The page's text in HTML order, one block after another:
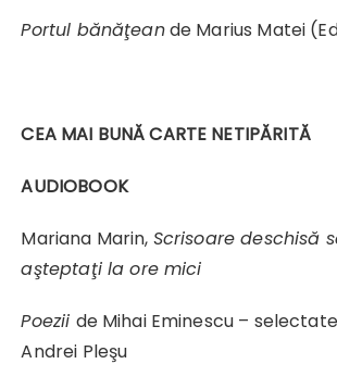
Portul bănăţeande Marius Matei
CEA MAI BUNĂ CARTE NETIPĂRITĂ
AUDIOBOOK
Mariana Marin, Scrisoare deschisă
aşteptaţi la ore mici
Poezii de Mihai Eminescu –
Andrei Pleşu